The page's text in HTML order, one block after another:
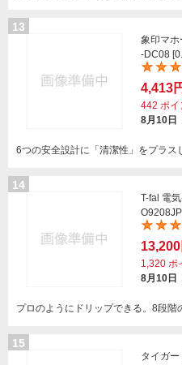
13
象印マホ
-DC08
4,413
442 ポイ
8月10日
6つの安全設計に「清潔性」をプラス
14
T-fal 電
13,200
1,320 ポ
8月10日
プロのようにドリップできる。8段階
15
タイガ